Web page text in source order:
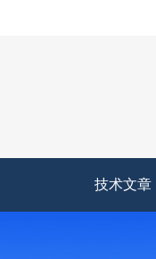
技术文章